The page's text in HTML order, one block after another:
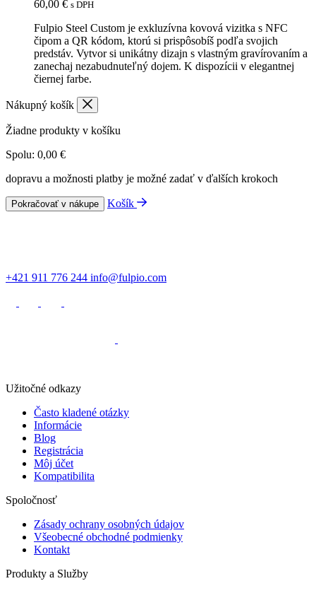
60,00 € s DPH
Fulpio Steel Custom je exkluzívna kovová vizitka s NFC
čipom a QR kódom, ktorú si prispôsobíš podľa svojich
predstáv. Vytvor si unikátny dizajn s vlastným gravírovaním a
zanechaj nezabudnuteľný dojem. K dispozícii v elegantnej
čiernej farbe.
Nákupný košík
Žiadne produkty v košíku
Spolu: 0,00 €
dopravu a možnosti platby je možné zadať v ďalších krokoch
Pokračovať v nákupe Košík
+421 911 776 244 info@fulpio.com
Užitočné odkazy
Často kladené otázky
Informácie
Blog
Registrácia
Môj účet
Kompatibilita
Spoločnosť
Zásady ochrany osobných údajov
Všeobecné obchodné podmienky
Kontakt
Produkty a Služby